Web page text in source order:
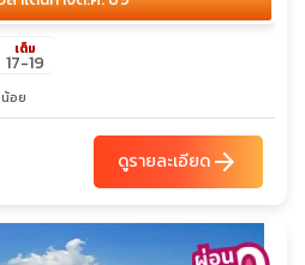
เต็ม
17-19
อย
ดูรายละเอียดarrow_forward